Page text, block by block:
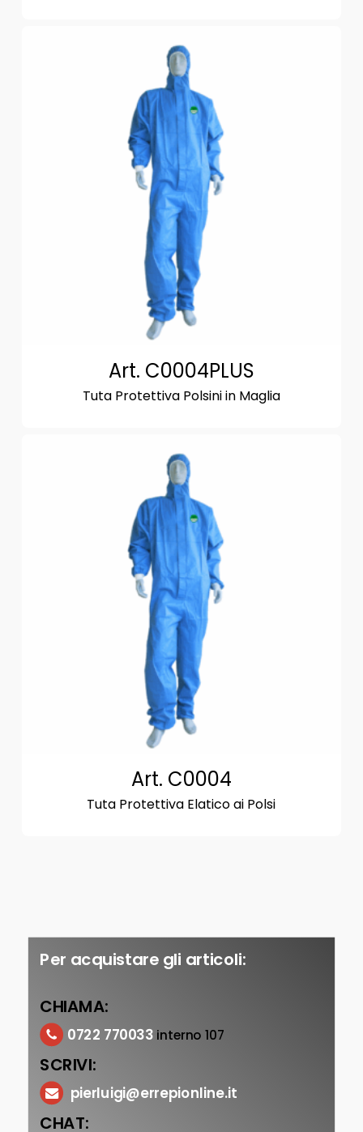
Art. C0004PLUS
Tuta Protettiva Polsini in Maglia
Art. C0004
Tuta Protettiva Elatico ai Polsi
Per acquistare gli articoli:
CHIAMA:
0722 770033 interno 107
SCRIVI:
pierluigi@errepionline.it
CHAT: